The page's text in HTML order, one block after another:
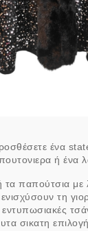
ένα
ή ένα
τα παπούτσια με
τη
εντυπωσιακές
σικατη επιλογή.